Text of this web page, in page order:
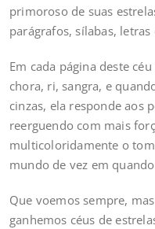
primoroso de suas
parágrafos, sílabas, letras
Em cada página deste
chora, ri, sangra, e
cinzas, ela responde aos
reerguendo com mais
multicoloridamente o
mundo de vez em
Que voemos sempre,
ganhemos céus de